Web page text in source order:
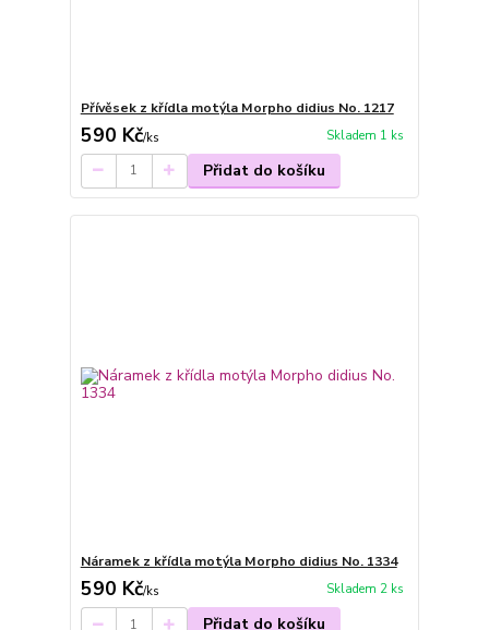
Přívěsek z křídla motýla Morpho didius No. 1217
590 Kč/ks Skladem 1 ks
Přidat do košíku
Náramek z křídla motýla Morpho didius No. 1334
590 Kč/ks Skladem 2 ks
Přidat do košíku